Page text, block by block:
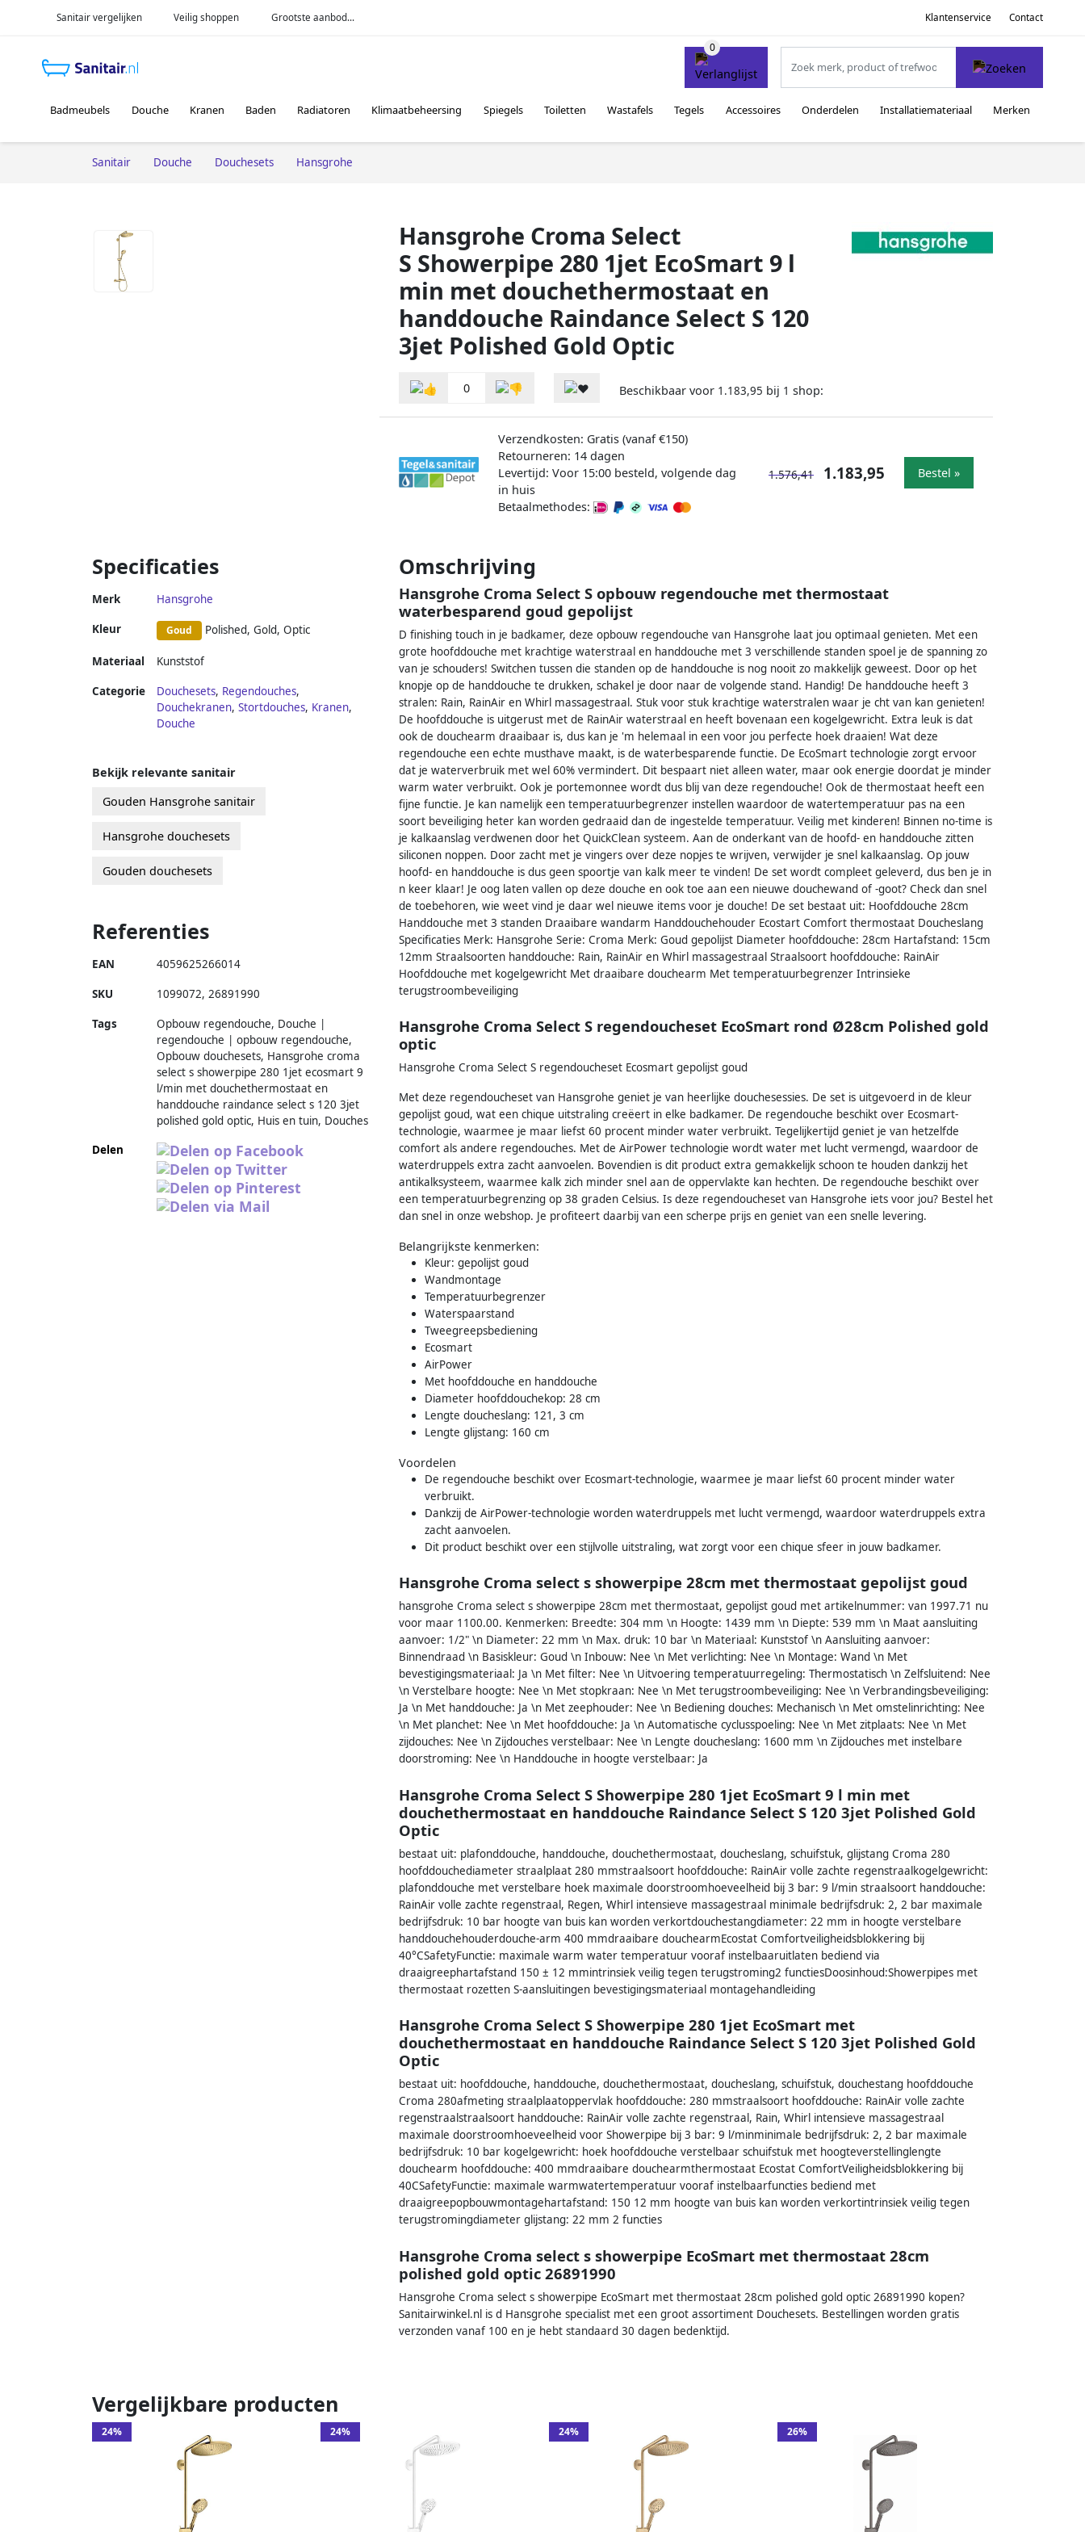
Sanitair vergelijken Veilig shoppen Grootste aanbod... Klantenservice Contact
Badmeubels Douche Kranen Baden Radiatoren Klimaatbeheersing Spiegels Toiletten Wastafels Tegels Accessoires Onderdelen Installatiemateriaal Merken
Sanitair Douche Douchesets Hansgrohe
Hansgrohe Croma Select
S Showerpipe 280 1jet EcoSmart 9 l
min met douchethermostaat en
handdouche Raindance Select S 120
3jet Polished Gold Optic
0 Beschikbaar voor 1.183,95 bij 1 shop:
Verzendkosten: Gratis (vanaf €150)
Retourneren: 14 dagen
Levertijd: Voor 15:00 besteld, volgende dag
in huis
Betaalmethodes:
1.576,41 1.183,95 Bestel »
Specificaties
Merk Hansgrohe
Kleur Goud Polished, Gold, Optic
Materiaal Kunststof
Categorie Douchesets, Regendouches,
Douchekranen, Stortdouches, Kranen,
Douche
Omschrijving
Hansgrohe Croma Select S opbouw regendouche met thermostaat
waterbesparend goud gepolijst
D finishing touch in je badkamer, deze opbouw regendouche van Hansgrohe laat jou optimaal genieten. Met een
grote hoofddouche met krachtige waterstraal en handdouche met 3 verschillende standen spoel je de spanning zo
van je schouders! Switchen tussen die standen op de handdouche is nog nooit zo makkelijk geweest. Door op het
knopje op de handdouche te drukken, schakel je door naar de volgende stand. Handig! De handdouche heeft 3
stralen: Rain, RainAir en Whirl massagestraal. Stuk voor stuk krachtige waterstralen waar je cht van kan genieten!
De hoofddouche is uitgerust met de RainAir waterstraal en heeft bovenaan een kogelgewricht. Extra leuk is dat
ook de douchearm draaibaar is, dus kan je 'm helemaal in een voor jou perfecte hoek draaien! Wat deze
regendouche een echte musthave maakt, is de waterbesparende functie. De EcoSmart technologie zorgt ervoor
dat je waterverbruik met wel 60% vermindert. Dit bespaart niet alleen water, maar ook energie doordat je minder
warm water verbruikt. Ook je portemonnee wordt dus blij van deze regendouche! Ook de thermostaat heeft een
fijne functie. Je kan namelijk een temperatuurbegrenzer instellen waardoor de watertemperatuur pas na een
soort beveiliging heter kan worden gedraaid dan de ingestelde temperatuur. Veilig met kinderen! Binnen no-time is
je kalkaanslag verdwenen door het QuickClean systeem. Aan de onderkant van de hoofd- en handdouche zitten
siliconen noppen. Door zacht met je vingers over deze nopjes te wrijven, verwijder je snel kalkaanslag. Op jouw
hoofd- en handdouche is dus geen spoortje van kalk meer te vinden! De set wordt compleet geleverd, dus ben je in
n keer klaar! Je oog laten vallen op deze douche en ook toe aan een nieuwe douchewand of -goot? Check dan snel
de toebehoren, wie weet vind je daar wel nieuwe items voor je douche! De set bestaat uit: Hoofddouche 28cm
Handdouche met 3 standen Draaibare wandarm Handdouchehouder Ecostart Comfort thermostaat Doucheslang
Specificaties Merk: Hansgrohe Serie: Croma Merk: Goud gepolijst Diameter hoofddouche: 28cm Hartafstand: 15cm
12mm Straalsoorten handdouche: Rain, RainAir en Whirl massagestraal Straalsoort hoofddouche: RainAir
Hoofddouche met kogelgewricht Met draaibare douchearm Met temperatuurbegrenzer Intrinsieke
terugstroombeveiliging
Hansgrohe Croma Select S regendoucheset EcoSmart rond Ø28cm Polished gold
optic
Hansgrohe Croma Select S regendoucheset Ecosmart gepolijst goud
Met deze regendoucheset van Hansgrohe geniet je van heerlijke douchesessies. De set is uitgevoerd in de kleur
gepolijst goud, wat een chique uitstraling creëert in elke badkamer. De regendouche beschikt over Ecosmart-
technologie, waarmee je maar liefst 60 procent minder water verbruikt. Tegelijkertijd geniet je van hetzelfde
comfort als andere regendouches. Met de AirPower technologie wordt water met lucht vermengd, waardoor de
waterdruppels extra zacht aanvoelen. Bovendien is dit product extra gemakkelijk schoon te houden dankzij het
antikalksysteem, waarmee kalk zich minder snel aan de oppervlakte kan hechten. De regendouche beschikt over
een temperatuurbegrenzing op 38 graden Celsius. Is deze regendoucheset van Hansgrohe iets voor jou? Bestel het
dan snel in onze webshop. Je profiteert daarbij van een scherpe prijs en geniet van een snelle levering.
Belangrijkste kenmerken:
Kleur: gepolijst goud
Wandmontage
Temperatuurbegrenzer
Waterspaarstand
Tweegreepsbediening
Ecosmart
AirPower
Met hoofddouche en handdouche
Diameter hoofddouchekop: 28 cm
Lengte doucheslang: 121, 3 cm
Lengte glijstang: 160 cm
Voordelen
De regendouche beschikt over Ecosmart-technologie, waarmee je maar liefst 60 procent minder water
verbruikt.
Dankzij de AirPower-technologie worden waterdruppels met lucht vermengd, waardoor waterdruppels extra
zacht aanvoelen.
Dit product beschikt over een stijlvolle uitstraling, wat zorgt voor een chique sfeer in jouw badkamer.
Hansgrohe Croma select s showerpipe 28cm met thermostaat gepolijst goud
hansgrohe Croma select s showerpipe 28cm met thermostaat, gepolijst goud met artikelnummer: van 1997.71 nu
voor maar 1100.00. Kenmerken: Breedte: 304 mm \n Hoogte: 1439 mm \n Diepte: 539 mm \n Maat aansluiting
aanvoer: 1/2" \n Diameter: 22 mm \n Max. druk: 10 bar \n Materiaal: Kunststof \n Aansluiting aanvoer:
Binnendraad \n Basiskleur: Goud \n Inbouw: Nee \n Met verlichting: Nee \n Montage: Wand \n Met
bevestigingsmateriaal: Ja \n Met filter: Nee \n Uitvoering temperatuurregeling: Thermostatisch \n Zelfsluitend: Nee
\n Verstelbare hoogte: Nee \n Met stopkraan: Nee \n Met terugstroombeveiliging: Nee \n Verbrandingsbeveiliging:
Ja \n Met handdouche: Ja \n Met zeephouder: Nee \n Bediening douches: Mechanisch \n Met omstelinrichting: Nee
\n Met planchet: Nee \n Met hoofddouche: Ja \n Automatische cyclusspoeling: Nee \n Met zitplaats: Nee \n Met
zijdouches: Nee \n Zijdouches verstelbaar: Nee \n Lengte doucheslang: 1600 mm \n Zijdouches met instelbare
doorstroming: Nee \n Handdouche in hoogte verstelbaar: Ja
Hansgrohe Croma Select S Showerpipe 280 1jet EcoSmart 9 l min met
douchethermostaat en handdouche Raindance Select S 120 3jet Polished Gold
Optic
bestaat uit: plafonddouche, handdouche, douchethermostaat, doucheslang, schuifstuk, glijstang Croma 280
hoofddouchediameter straalplaat 280 mmstraalsoort hoofddouche: RainAir volle zachte regenstraalkogelgewricht:
plafonddouche met verstelbare hoek maximale doorstroomhoeveelheid bij 3 bar: 9 l/min straalsoort handdouche:
RainAir volle zachte regenstraal, Regen, Whirl intensieve massagestraal minimale bedrijfsdruk: 2, 2 bar maximale
bedrijfsdruk: 10 bar hoogte van buis kan worden verkortdouchestangdiameter: 22 mm in hoogte verstelbare
handdouchehouderdouche-arm 400 mmdraaibare douchearmEcostat Comfortveiligheidsblokkering bij
40°CSafetyFunctie: maximale warm water temperatuur vooraf instelbaaruitlaten bediend via
draaigreephartafstand 150 ± 12 mmintrinsiek veilig tegen terugstroming2 functiesDoosinhoud:Showerpipes met
thermostaat rozetten S-aansluitingen bevestigingsmateriaal montagehandleiding
Hansgrohe Croma Select S Showerpipe 280 1jet EcoSmart met
douchethermostaat en handdouche Raindance Select S 120 3jet Polished Gold
Optic
bestaat uit: hoofddouche, handdouche, douchethermostaat, doucheslang, schuifstuk, douchestang hoofddouche
Croma 280afmeting straalplaatoppervlak hoofddouche: 280 mmstraalsoort hoofddouche: RainAir volle zachte
regenstraalstraalsoort handdouche: RainAir volle zachte regenstraal, Rain, Whirl intensieve massagestraal
maximale doorstroomhoeveelheid voor Showerpipe bij 3 bar: 9 l/minminimale bedrijfsdruk: 2, 2 bar maximale
bedrijfsdruk: 10 bar kogelgewricht: hoek hoofddouche verstelbaar schuifstuk met hoogteverstellinglengte
douchearm hoofddouche: 400 mmdraaibare douchearmthermostaat Ecostat ComfortVeiligheidsblokkering bij
40CSafetyFunctie: maximale warmwatertemperatuur vooraf instelbaarfuncties bediend met
draaigreepopbouwmontagehartafstand: 150 12 mm hoogte van buis kan worden verkortintrinsiek veilig tegen
terugstromingdiameter glijstang: 22 mm 2 functies
Hansgrohe Croma select s showerpipe EcoSmart met thermostaat 28cm
polished gold optic 26891990
Hansgrohe Croma select s showerpipe EcoSmart met thermostaat 28cm polished gold optic 26891990 kopen?
Sanitairwinkel.nl is d Hansgrohe specialist met een groot assortiment Douchesets. Bestellingen worden gratis
verzonden vanaf 100 en je hebt standaard 30 dagen bedenktijd.
Bekijk relevante sanitair
Gouden Hansgrohe sanitair
Hansgrohe douchesets
Gouden douchesets
Referenties
EAN 4059625266014
SKU 1099072, 26891990
Tags
Opbouw regendouche, Douche |
regendouche | opbouw regendouche,
Opbouw douchesets, Hansgrohe croma
select s showerpipe 280 1jet ecosmart 9
l/min met douchethermostaat en
handdouche raindance select s 120 3jet
polished gold optic, Huis en tuin, Douches
Delen
Vergelijkbare producten
24% 24% 24% 26%